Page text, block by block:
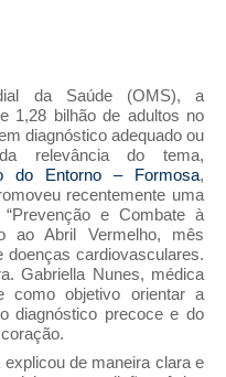
da Saúde (OMS), a
1,28 bilhão de adultos no
diagnóstico adequado ou
relevância do tema,
do Entorno – Formosa,
recentemente uma
e Combate à
ao Abril Vermelho, mês
cardiovasculares.
Gabriella Nunes, médica
como objetivo orientar a
diagnóstico precoce e do
de maneira clara e